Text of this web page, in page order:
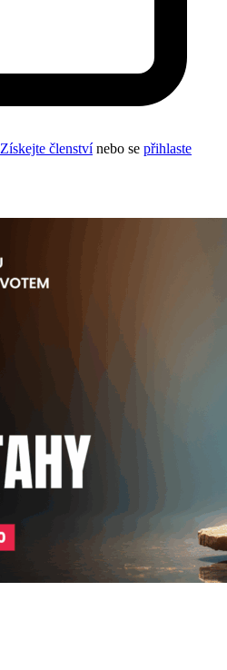
Získejte členstvínebo se přihlaste